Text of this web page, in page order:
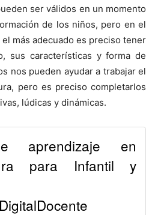
ser válidos en un momento
de los niños, pero en el
más adecuado es preciso tener
sus características y forma de
nos pueden ayudar a trabajar el
pero es preciso completarlos
lúdicas y dinámicas.
aprendizaje en
para Infantil y